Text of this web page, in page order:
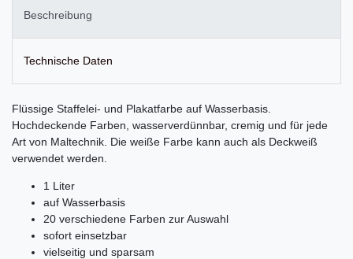
Beschreibung
Technische Daten
Flüssige Staffelei- und Plakatfarbe auf Wasserbasis.
Hochdeckende Farben, wasserverdünnbar, cremig und für jede
Art von Maltechnik. Die weiße Farbe kann auch als Deckweiß
verwendet werden.
1 Liter
auf Wasserbasis
20 verschiedene Farben zur Auswahl
sofort einsetzbar
vielseitig und sparsam